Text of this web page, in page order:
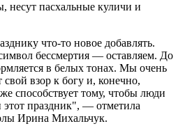
что-то новое добавлять.
бессмертия — оставляем. До
в белых тонах. Мы очень
взор к богу и, конечно,
способствует тому, чтобы люди
этот праздник", — отметила
Ирина Михальчук.